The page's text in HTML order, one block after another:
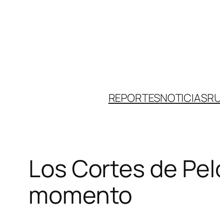
REPORTESNOTICIAS
Los Cortes de
momento